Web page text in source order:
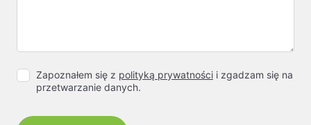
Zapoznałem się z polityką prywatności i zgadzam się na
przetwarzanie danych.